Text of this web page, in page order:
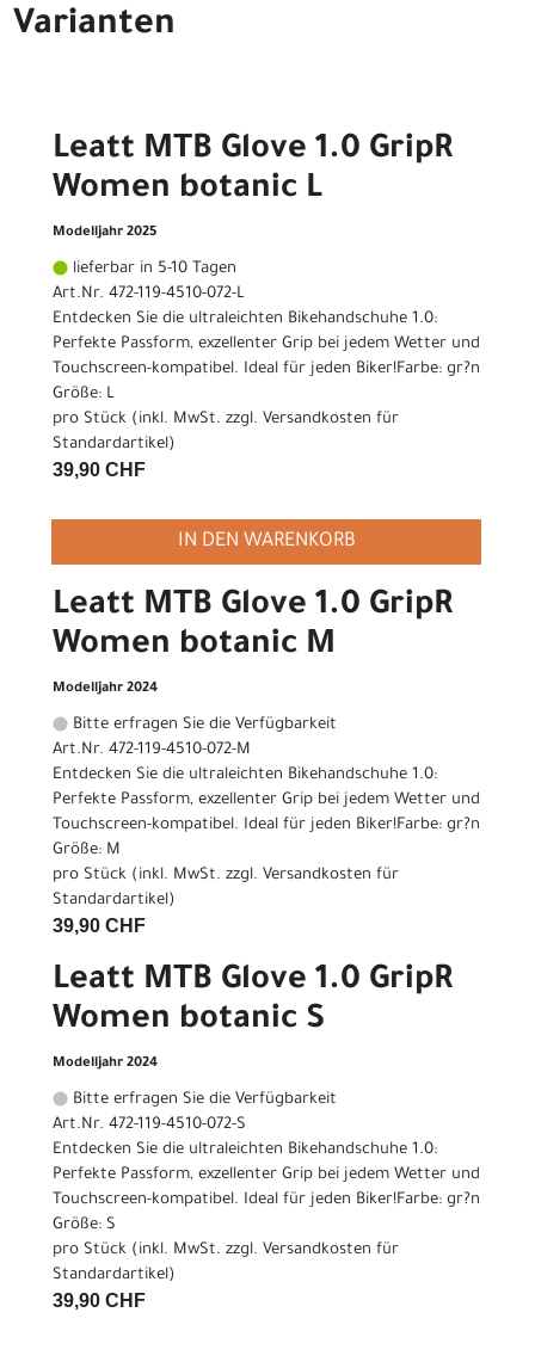
Varianten
Leatt MTB Glove 1.0 GripR
Women botanic L
Modelljahr 2025
lieferbar in 5-10 Tagen
Art.Nr. 472-119-4510-072-L
Entdecken Sie die ultraleichten Bikehandschuhe 1.0:
Perfekte Passform, exzellenter Grip bei jedem Wetter und
Touchscreen-kompatibel. Ideal für jeden Biker!Farbe: gr?n
Größe: L
pro Stück (inkl. MwSt. zzgl. Versandkosten für
Standardartikel)
39,90 CHF
IN DEN WARENKORB
Leatt MTB Glove 1.0 GripR
Women botanic M
Modelljahr 2024
Bitte erfragen Sie die Verfügbarkeit
Art.Nr. 472-119-4510-072-M
Entdecken Sie die ultraleichten Bikehandschuhe 1.0:
Perfekte Passform, exzellenter Grip bei jedem Wetter und
Touchscreen-kompatibel. Ideal für jeden Biker!Farbe: gr?n
Größe: M
pro Stück (inkl. MwSt. zzgl. Versandkosten für
Standardartikel)
39,90 CHF
Leatt MTB Glove 1.0 GripR
Women botanic S
Modelljahr 2024
Bitte erfragen Sie die Verfügbarkeit
Art.Nr. 472-119-4510-072-S
Entdecken Sie die ultraleichten Bikehandschuhe 1.0:
Perfekte Passform, exzellenter Grip bei jedem Wetter und
Touchscreen-kompatibel. Ideal für jeden Biker!Farbe: gr?n
Größe: S
pro Stück (inkl. MwSt. zzgl. Versandkosten für
Standardartikel)
39,90 CHF